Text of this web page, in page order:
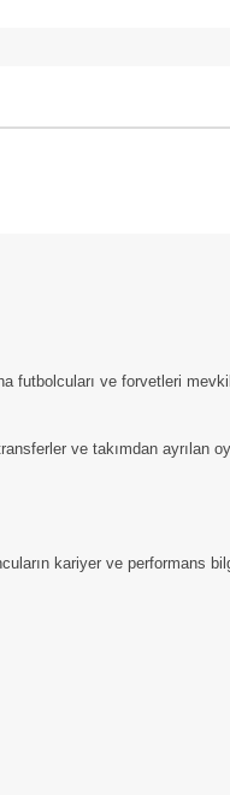
futbolcuları ve forvetleri
ve takımdan ayrılan
kariyer ve performans